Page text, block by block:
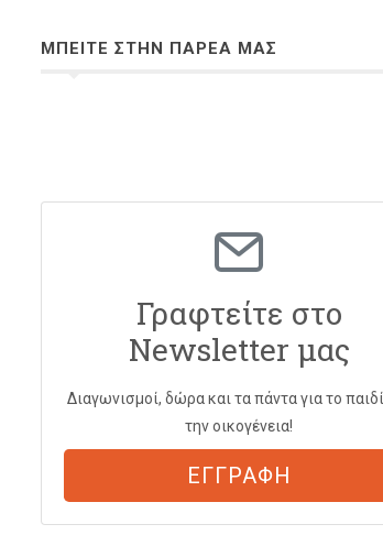
ΜΠΕΙΤΕ ΣΤΗΝ ΠΑΡΕΑ ΜΑΣ
Γραφτείτε στο
Newsletter μας
Διαγωνισμοί, δώρα και τα πάντα για το
την οικογένεια!
ΕΓΓΡΑΦΗ